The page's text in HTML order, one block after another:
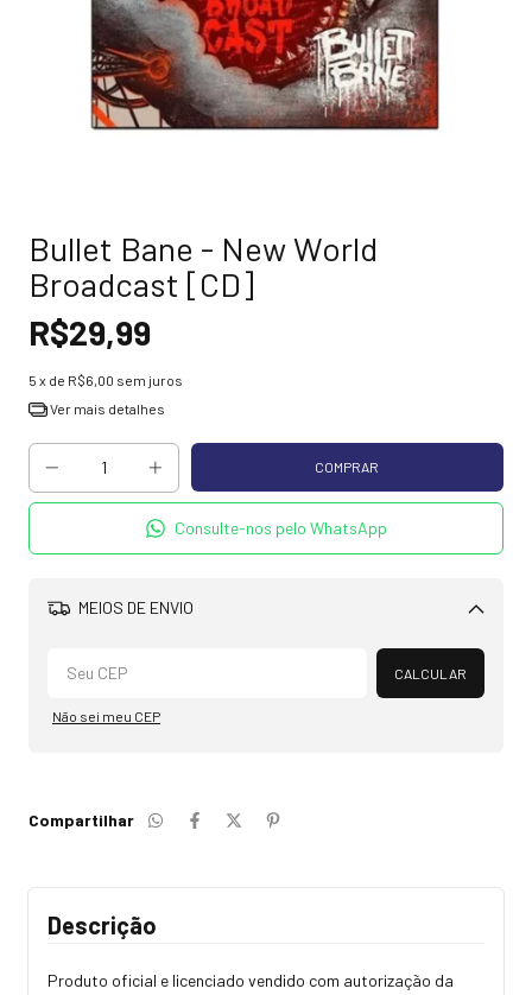
Bullet Bane - New World
Broadcast [CD]
R$29,99
5 x de R$6,00 sem juros
Ver mais detalhes
Consulte-nos pelo WhatsApp
MEIOS DE ENVIO
Alterar CEP
CALCULAR
Não sei meu CEP
Compartilhar
Descrição
Produto oficial e licenciado vendido com autorização da